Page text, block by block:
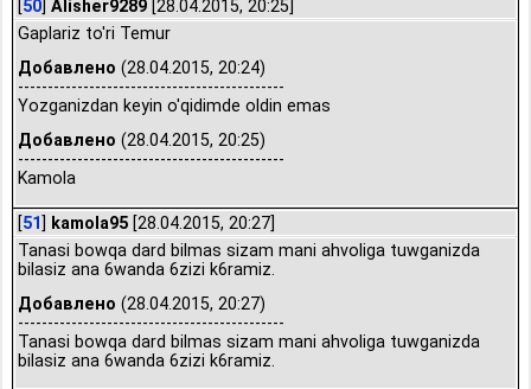
[50] Alisher9289 [28.04.2015, 20:25]
Gaplariz to'ri Temur
Добавлено (28.04.2015, 20:24)
---------------------------------------------
Yozganizdan keyin o'qidimde oldin emas
Добавлено (28.04.2015, 20:25)
---------------------------------------------
Kamola
[51] kamola95 [28.04.2015, 20:27]
Tanasi bowqa dard bilmas sizam mani ahvoliga tuwganizda
bilasiz ana 6wanda 6zizi k6ramiz.
Добавлено (28.04.2015, 20:27)
---------------------------------------------
Tanasi bowqa dard bilmas sizam mani ahvoliga tuwganizda
bilasiz ana 6wanda 6zizi k6ramiz.